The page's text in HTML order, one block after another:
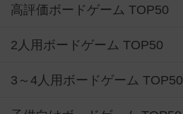
高評価ボードゲーム TOP50
2人用ボードゲーム TOP50
3～4人用ボードゲーム TOP50